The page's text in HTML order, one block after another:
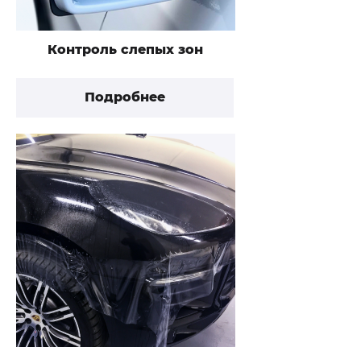
Контроль слепых зон
Подробнее